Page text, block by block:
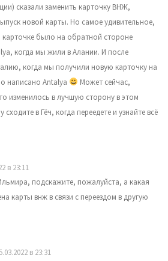
сказали заменить карточку ВНЖ,
новой карты. Но самое удивительное,
карточке было на обратной стороне
когда мы жили в Алании. И после
когда мы получили новую карточку на
написано Antalya
Может сейчас,
изменилось в лучшую сторону в этом
сходите в Гёч, когда переедете и узнайте всё
в 23:11
подскажите, пожалуйста, а какая
карты внж в связи с переездом в другую
в 23:31